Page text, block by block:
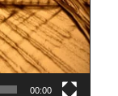
00:00